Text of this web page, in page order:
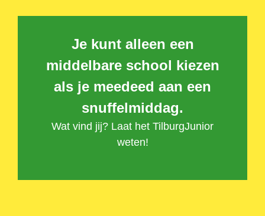
Je kunt alleen een
middelbare school kiezen
als je meedeed aan een
snuffelmiddag.
Wat vind jij? Laat het TilburgJunior
weten!